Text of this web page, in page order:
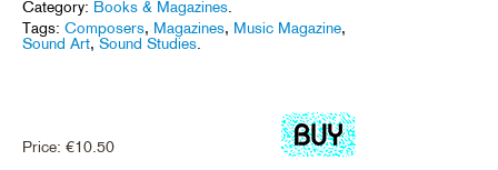
Category: Books & Magazines
Tags: Composers, Magazines, Music Magazine,
Sound Art, Sound Studies
Price: €10.50